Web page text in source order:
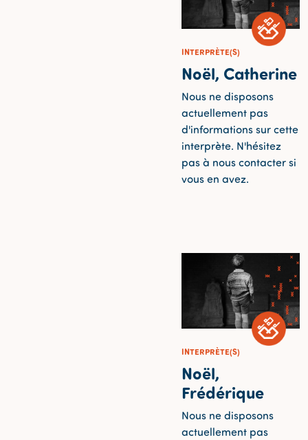
INTERPRÈTE(S)
Noël, Catherine
Nous ne disposons
actuellement pas
d'informations sur cette
interprète. N'hésitez
pas à nous contacter si
vous en avez.
INTERPRÈTE(S)
Noël,
Frédérique
Nous ne disposons
actuellement pas